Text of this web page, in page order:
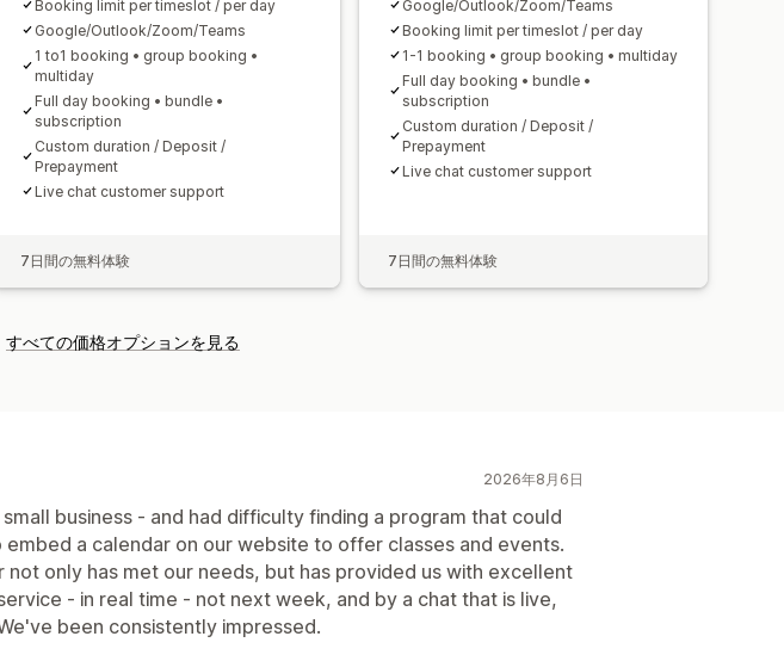
Booking limit per timeslot / per day
Google/Outlook/Zoom/Teams
1 to1 booking • group booking •
multiday
Full day booking • bundle •
subscription
Custom duration / Deposit /
Prepayment
Live chat customer support
7日間の無料体験
Google/Outlook/Zoom/Teams
Booking limit per timeslot / per day
1-1 booking • group booking • multiday
Full day booking • bundle •
subscription
Custom duration / Deposit /
Prepayment
Live chat customer support
7日間の無料体験
すべての価格オプションを見る
2026年8月6日
small business - and had difficulty finding a program that could
embed a calendar on our website to offer classes and events.
not only has met our needs, but has provided us with excellent
- in real time - not next week, and by a chat that is live,
been consistently impressed.